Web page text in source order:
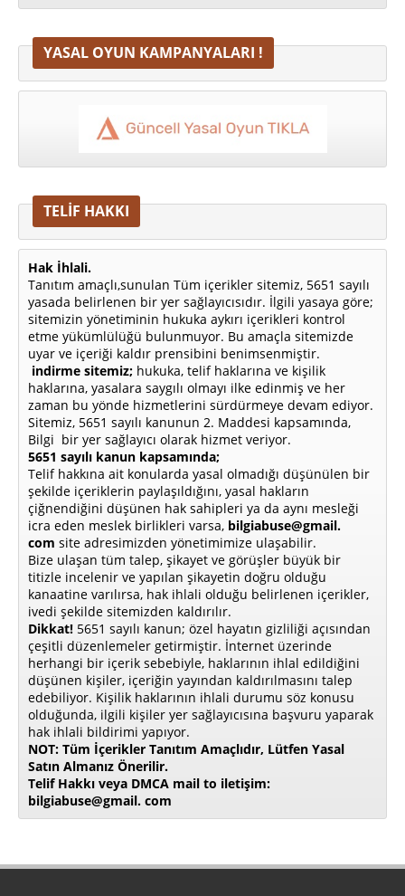
YASAL OYUN KAMPANYALARI !
TELİF HAKKI
Hak İhlali.
Tanıtım amaçlı,sunulan Tüm içerikler sitemiz, 5651 sayılı
yasada belirlenen bir yer sağlayıcısıdır. İlgili yasaya göre;
sitemizin yönetiminin hukuka aykırı içerikleri kontrol
etme yükümlülüğü bulunmuyor. Bu amaçla sitemizde
uyar ve içeriği kaldır prensibini benimsenmiştir.
indirme sitemiz; hukuka, telif haklarına ve kişilik
haklarına, yasalara saygılı olmayı ilke edinmiş ve her
zaman bu yönde hizmetlerini sürdürmeye devam ediyor.
Sitemiz, 5651 sayılı kanunun 2. Maddesi kapsamında,
Bilgi bir yer sağlayıcı olarak hizmet veriyor.
5651 sayılı kanun kapsamında;
Telif hakkına ait konularda yasal olmadığı düşünülen bir
şekilde içeriklerin paylaşıldığını, yasal hakların
çiğnendiğini düşünen hak sahipleri ya da aynı mesleği
icra eden meslek birlikleri varsa, bilgiabuse@gmail.
com site adresimizden yönetimimize ulaşabilir.
Bize ulaşan tüm talep, şikayet ve görüşler büyük bir
titizle incelenir ve yapılan şikayetin doğru olduğu
kanaatine varılırsa, hak ihlali olduğu belirlenen içerikler,
ivedi şekilde sitemizden kaldırılır.
Dikkat! 5651 sayılı kanun; özel hayatın gizliliği açısından
çeşitli düzenlemeler getirmiştir. İnternet üzerinde
herhangi bir içerik sebebiyle, haklarının ihlal edildiğini
düşünen kişiler, içeriğin yayından kaldırılmasını talep
edebiliyor. Kişilik haklarının ihlali durumu söz konusu
olduğunda, ilgili kişiler yer sağlayıcısına başvuru yaparak
hak ihlali bildirimi yapıyor.
NOT: Tüm İçerikler Tanıtım Amaçlıdır, Lütfen Yasal
Satın Almanız Önerilir.
Telif Hakkı veya DMCA mail to iletişim:
bilgiabuse@gmail. com